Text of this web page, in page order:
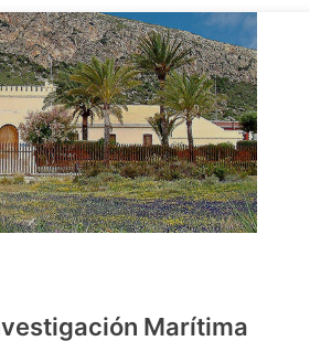
Marítima